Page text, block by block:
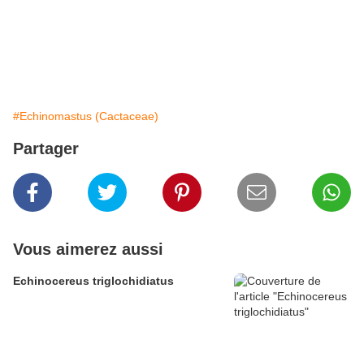
#Echinomastus (Cactaceae)
Partager
Vous aimerez aussi
Echinocereus triglochidiatus